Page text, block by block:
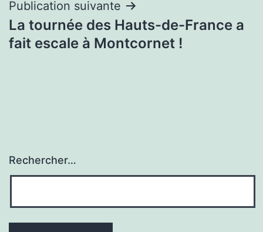
Publication suivante
La tournée des Hauts-de-France a
fait escale à Montcornet !
Rechercher…